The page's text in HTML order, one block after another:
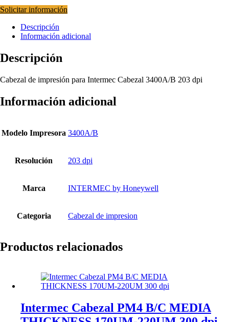
Solicitar información
Descripción
Información adicional
Descripción
Cabezal de impresión para Intermec Cabezal 3400A/B 203 dpi
Información adicional
Modelo Impresora 3400A/B
Resolución 203 dpi
Marca INTERMEC by Honeywell
Categoria Cabezal de impresion
Productos relacionados
Intermec Cabezal PM4 B/C MEDIA